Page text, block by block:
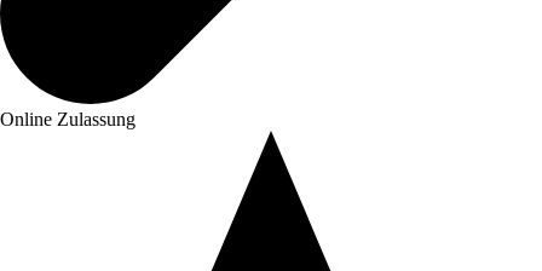
Online Zulassung